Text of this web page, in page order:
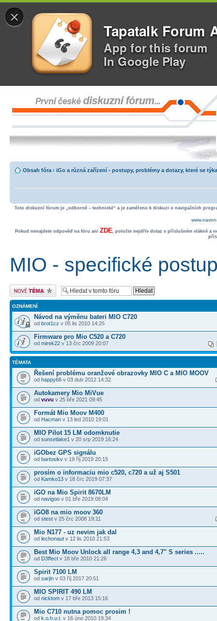
×
Tapatalk Forum
App for this forum
In Google Play
Obsah fóra ‹ iGo a různá zařízení - postupy, problémy a dotazy, které se
Toto diskuzní fórum je „odborně – technické“ a je zaměřeno k diskuzi o navigačních
Pokud nenajdete odpověď na fóru ani ZDE, položte nejdřív dotaz v příslušném vlákně a
MIO - specifické
Odeslat nové téma
OZNÁMENÍ
Návod na výměnu bateri MIO C720
od brot1cz v 05 lis 2010 14:25
Firmware pro Mio C520 a C720
od mirek22 v 13 črc 2009 20:07
TÉMATA
Řešení problému oranžové obrazovky MIO C a MIO MOOV
od happy66 v 03 dub 2012 14:32
Autokamery Mio MiVue
od vuvu v 25 bře 2021 09:45
Formát Mio Moov M400
od Hacman v 13 led 2010 19:01
MIO Pilot 15 LM odomknutie
od sunsetlake1 v 20 srp 2019 16:24
iGObez GPS signálu
od bartosikv v 19 říj 2019 20:15
prosím o informaciu mio c520, c720 a už aj S501
od Kamko13 v 18 črc 2019 07:37
iGO na Mio Spirit 8670LM
od navigoo v 01 bře 2019 08:04
iGO8 na mio moov 360
od stest v 25 črc 2008 19:11
Mio N177 - uz nevim jak dal
od lechonaut v 12 lis 2010 21:53
Best Mio Moov Unlock all range 4,3 and 4,7" S series .....
od D3ffect v 18 bře 2010 21:26
Spirit 7100 LM
od sarjin v 03 říj 2017 20:51
MIO SPIRIT 490 LM
od nicktom v 17 bře 2013 15:16
Mio C710 nutna pomoc prosim !
od k.o.h.u.t. v 16 úno 2010 19:34